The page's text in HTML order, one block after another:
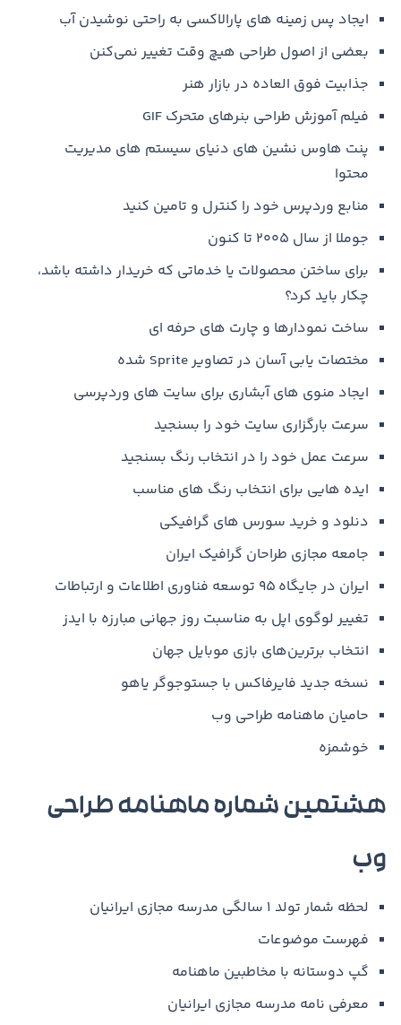
ایجاد پس زمینه های پارالاکسی به راحتی نوشیدن آب
بعضی از اصول طراحی هیچ وقت تغییر نمی‌کنن‎
جذابیت فوق العاده در بازار هنر
فیلم آموزش طراحی بنرهای متحرک GIF
پنت هاوس نشین های دنیای سیستم های مدیریت
محتوا
منابع وردپرس خود را کنترل و تامین کنید
جوملا از سال ۲۰۰۵ تا کنون
برای ساختن محصولات یا خدماتی که خریدار داشته باشد،
چکار باید کرد؟
ساخت نمودارها و چارت های حرفه ای
مختصات یابی آسان در تصاویر Sprite شده
ایجاد منوی های آبشاری برای سایت های وردپرسی
سرعت بارگزاری سایت خود را بسنجید
سرعت عمل خود را در انتخاب رنگ بسنجید
ایده هایی برای انتخاب رنگ های مناسب
دنلود و خرید سورس های گرافیکی
جامعه مجازی طراحان گرافیک ایران
ایران در جایگاه ۹۵ توسعه فناوری اطلاعات و ارتباطات
تغییر لوگوی اپل به مناسبت روز جهانی مبارزه با ایدز
انتخاب برترین‌های بازی موبایل جهان
نسخه جدید فایرفاکس با جستوجوگر یاهو
حامیان ماهنامه طراحی وب
خوشمزه
هشتمین شماره ماهنامه طراحی
وب
لحظه شمار تولد ۱ سالگی مدرسه مجازی ایرانیان
فهرست موضوعات
گپ دوستانه با مخاطبین ماهنامه
معرفی نامه مدرسه مجازی ایرانیان